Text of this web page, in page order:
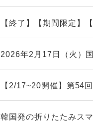
【終了】【期間限定】
2026年2月17日（火）
【2/17~20開催】第54
韓国発の折りたたみス